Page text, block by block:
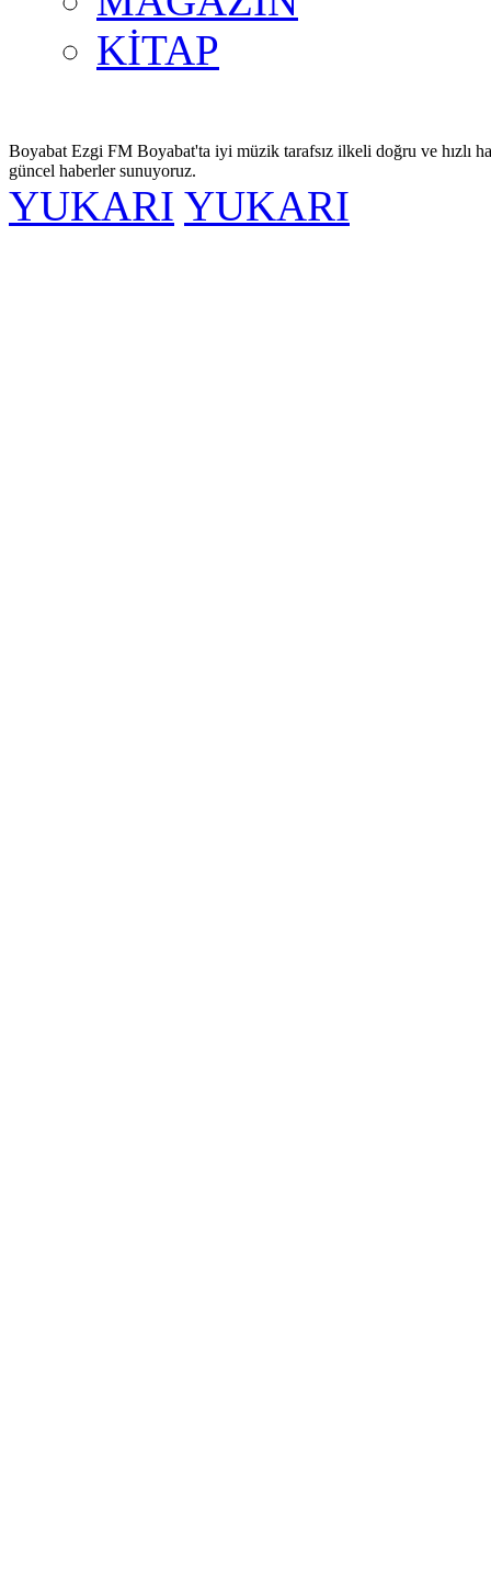
KİTAP
Boyabat Ezgi FM Boyabat'ta iyi müzik tarafsız ilkeli doğru ve hızlı
güncel haberler sunuyoruz.
YUKARI YUKARI